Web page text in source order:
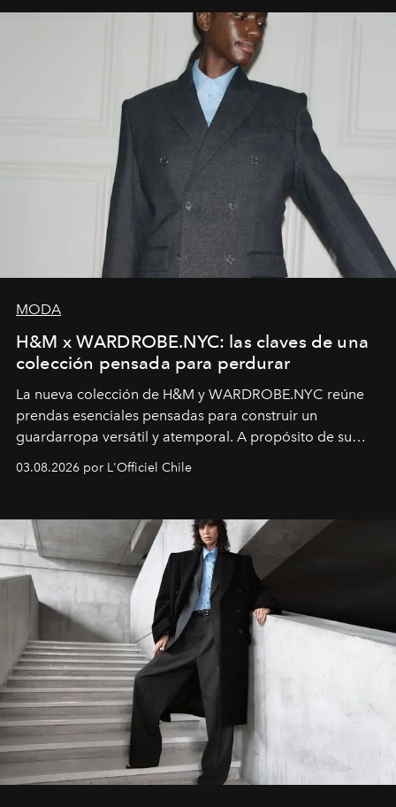
MODA
H&M x WARDROBE.NYC: las claves de una
colección pensada para perdurar
La nueva colección de H&M y WARDROBE.NYC reúne
prendas esenciales pensadas para construir un
guardarropa versátil y atemporal. A propósito de su
lanzamiento, los fundadores de la firma neoyorquina y
la asesora creativa y jefa de diseño global de la marca
y la filosofía detrás de la propuesta.
03.08.2026 por L'Officiel Chile